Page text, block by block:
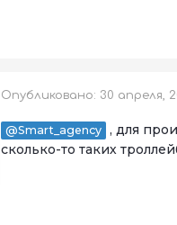
Опубликовано: 30 апреля,
@Smart_agency , для
сколько-то таких